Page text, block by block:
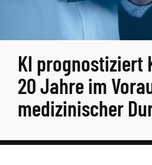
KI prognostiziert
20 Jahre im
medizinischer